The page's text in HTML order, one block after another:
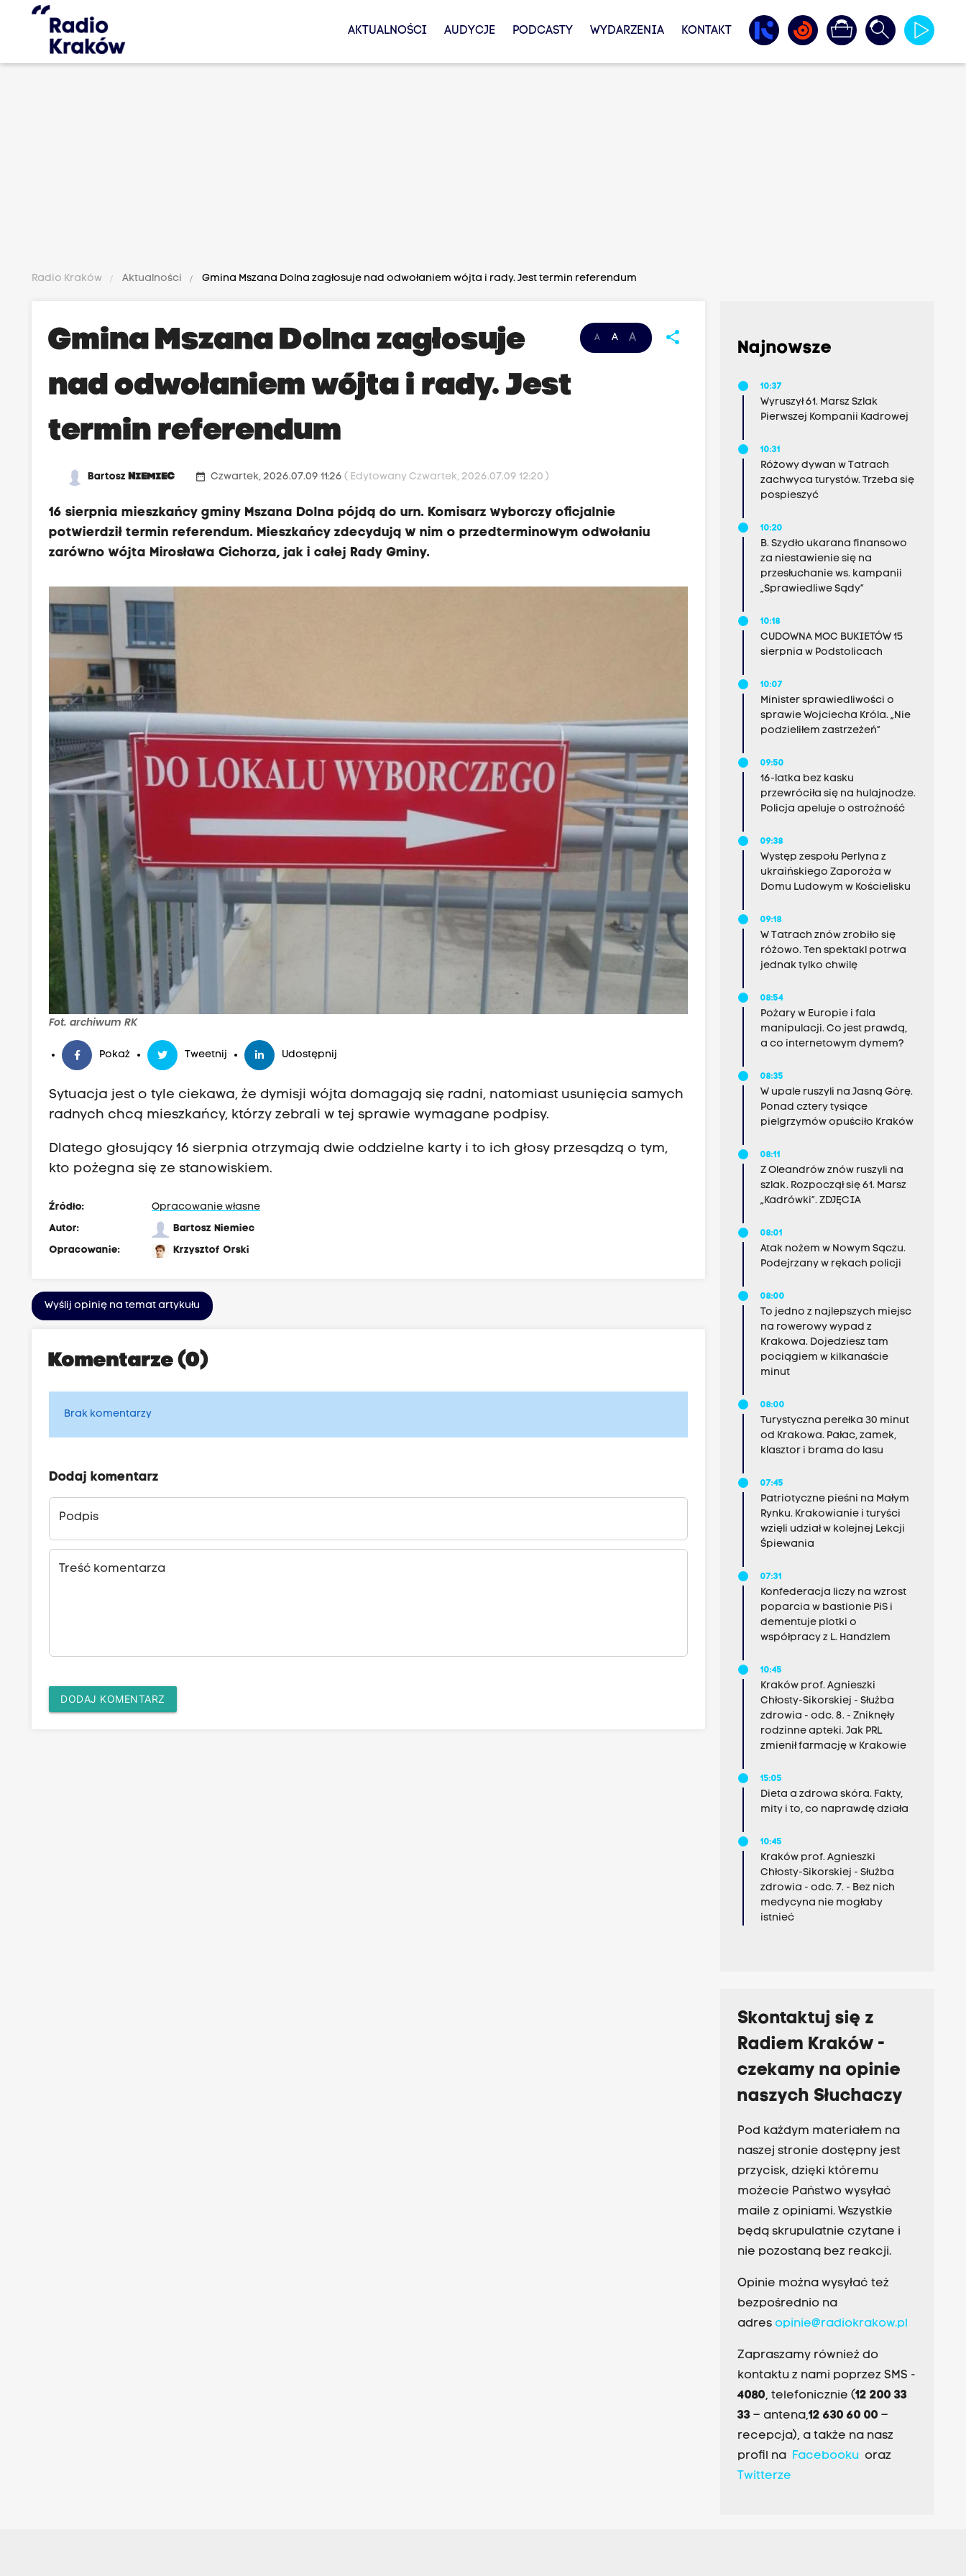
AKTUALNOŚCI AUDYCJE PODCASTY WYDARZENIA KONTAKT
Radio Kraków Aktualności Gmina Mszana Dolna zagłosuje nad odwołaniem wójta i rady. Jest termin referendum
A A A share
Gmina Mszana Dolna zagłosuje
nad odwołaniem wójta i rady. Jest
termin referendum
BartoszNIEMIEC date_range Czwartek, 2026.07.09 11:26( Edytowany Czwartek, 2026.07.09 12:20 )
16 sierpnia mieszkańcy gminy Mszana Dolna pójdą do urn. Komisarz wyborczy oficjalnie
potwierdził termin referendum. Mieszkańcy zdecydują w nim o przedterminowym odwołaniu
zarówno wójta Mirosława Cichorza, jak i całej Rady Gminy.
Fot. archiwum RK
Pokaż Tweetnij Udostępnij
Sytuacja jest o tyle ciekawa, że dymisji wójta domagają się radni, natomiast usunięcia samych
radnych chcą mieszkańcy, którzy zebrali w tej sprawie wymagane podpisy.
Dlatego głosujący 16 sierpnia otrzymają dwie oddzielne karty i to ich głosy przesądzą o tym,
kto pożegna się ze stanowiskiem.
Źródło:
Opracowanie własne
Autor:
Bartosz Niemiec
Opracowanie:
Krzysztof Orski
Wyślij opinię na temat artykułu
Komentarze (0)
Brak komentarzy
Dodaj komentarz
Podpis
Treść komentarza
DODAJ KOMENTARZ
Najnowsze
10:37
Wyruszył 61. Marsz Szlak
Pierwszej Kompanii Kadrowej
10:31
Różowy dywan w Tatrach
zachwyca turystów. Trzeba się
pospieszyć
10:20
B. Szydło ukarana finansowo
za niestawienie się na
przesłuchanie ws. kampanii
„Sprawiedliwe Sądy”
10:18
CUDOWNA MOC BUKIETÓW 15
sierpnia w Podstolicach
10:07
Minister sprawiedliwości o
sprawie Wojciecha Króla. „Nie
podzieliłem zastrzeżeń”
09:50
16-latka bez kasku
przewróciła się na hulajnodze.
Policja apeluje o ostrożność
09:38
Występ zespołu Perlyna z
ukraińskiego Zaporoża w
Domu Ludowym w Kościelisku
09:18
W Tatrach znów zrobiło się
różowo. Ten spektakl potrwa
jednak tylko chwilę
08:54
Pożary w Europie i fala
manipulacji. Co jest prawdą,
a co internetowym dymem?
08:35
W upale ruszyli na Jasną Górę.
Ponad cztery tysiące
pielgrzymów opuściło Kraków
08:11
Z Oleandrów znów ruszyli na
szlak. Rozpoczął się 61. Marsz
„Kadrówki”. ZDJĘCIA
08:01
Atak nożem w Nowym Sączu.
Podejrzany w rękach policji
08:00
To jedno z najlepszych miejsc
na rowerowy wypad z
Krakowa. Dojedziesz tam
pociągiem w kilkanaście
minut
08:00
Turystyczna perełka 30 minut
od Krakowa. Pałac, zamek,
klasztor i brama do lasu
07:45
Patriotyczne pieśni na Małym
Rynku. Krakowianie i turyści
wzięli udział w kolejnej Lekcji
Śpiewania
07:31
Konfederacja liczy na wzrost
poparcia w bastionie PiS i
dementuje plotki o
współpracy z L. Handzlem
10:45
Kraków prof. Agnieszki
Chłosty-Sikorskiej - Służba
zdrowia - odc. 8. - Zniknęły
rodzinne apteki. Jak PRL
zmienił farmację w Krakowie
15:05
Dieta a zdrowa skóra. Fakty,
mity i to, co naprawdę działa
10:45
Kraków prof. Agnieszki
Chłosty-Sikorskiej - Służba
zdrowia - odc. 7. - Bez nich
medycyna nie mogłaby
istnieć
Skontaktuj się z
Radiem Kraków -
czekamy na opinie
naszych Słuchaczy
Pod każdym materiałem na
naszej stronie dostępny jest
przycisk, dzięki któremu
możecie Państwo wysyłać
maile z opiniami. Wszystkie
będą skrupulatnie czytane i
nie pozostaną bez reakcji.
Opinie można wysyłać też
bezpośrednio na
adres opinie@radiokrakow.pl
Zapraszamy również do
kontaktu z nami poprzez SMS -
4080, telefonicznie (12 200 33
33– antena,12 630 60 00 –
recepcja), a także na nasz
profil na Facebookuoraz
Twitterze